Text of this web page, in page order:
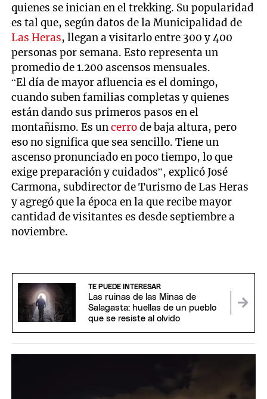
quienes se inician en el trekking. Su popularidad
es tal que, según datos de la Municipalidad de
Las Heras, llegan a visitarlo entre 300 y 400
personas por semana. Esto representa un
promedio de 1.200 ascensos mensuales.
“El día de mayor afluencia es el domingo,
cuando suben familias completas y quienes
están dando sus primeros pasos en el
montañismo. Es uncerrode baja altura, pero
eso no significa que sea sencillo. Tiene un
ascenso pronunciado en poco tiempo, lo que
exige preparación y cuidados”, explicó José
Carmona, subdirector de Turismo de Las Heras
y agregó que la época en la que recibe mayor
cantidad de visitantes es desde septiembre a
noviembre.
TE PUEDE INTERESAR
Las ruinas de las Minas de
Salagasta: huellas de un pueblo
que se resiste al olvido